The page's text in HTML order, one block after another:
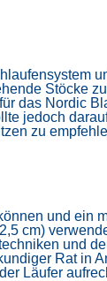
Stöcke
das Nordic
jedoch
zu
und ein
cm)
und
Rat in
Läufer